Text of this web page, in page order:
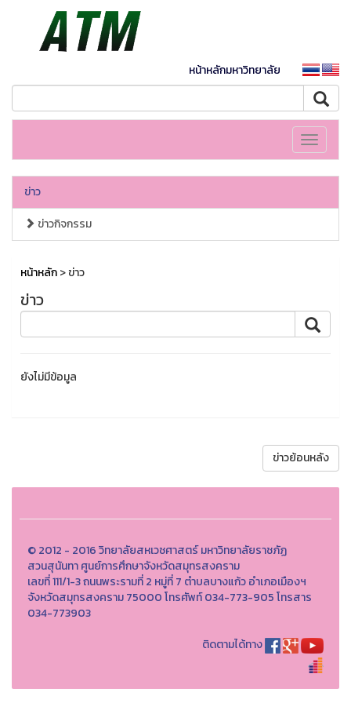
หน้าหลักมหาวิทยาลัย
Toggle
ข่าว
ข่าวกิจกรรม
หน้าหลัก> ข่าว
ข่าว
ยังไม่มีข้อมูล
ข่าวย้อนหลัง
© 2012 - 2016 วิทยาลัยสหเวชศาสตร์ มหาวิทยาลัยราชภัฏ
สวนสุนันทา ศูนย์การศึกษาจังหวัดสมุทรสงคราม
เลขที่ 111/1-3 ถนนพระรามที่ 2 หมู่ที่ 7 ตำบลบางแก้ว อำเภอเมืองฯ
จังหวัดสมุทรสงคราม 75000 โทรศัพท์ 034-773-905 โทรสาร
034-773903
ติดตามได้ทาง